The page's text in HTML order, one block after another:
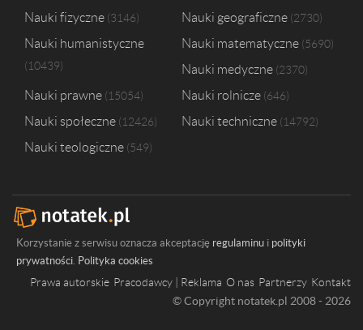
Nauki fizyczne 3146 Nauki geograficzne 2730
Nauki humanistyczne
10439
Nauki matematyczne 5690
Nauki medyczne 2370
Nauki prawne 15054 Nauki rolnicze 646
Nauki społeczne 12426 Nauki techniczne 14792
Nauki teologiczne 549
Korzystanie z serwisu oznacza akceptację regulaminu i polityki
prywatności. Polityka cookies
Prawa autorskie Pracodawcy | Reklama O nas Partnerzy Kontakt
© Copyright notatek.pl 2008 - 2026